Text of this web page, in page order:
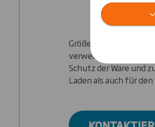
Größere Hersteller
verwenden
Schutz der Ware und
Laden als auch für den